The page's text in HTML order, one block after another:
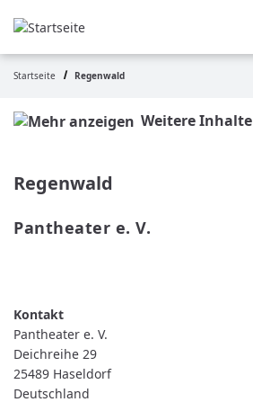
zum
Pfadnavigation
Startseite Regenwald
Weitere Inhalte
Regenwald
Pantheater e. V.
Pantheater e. V.
Deichreihe 29
25489 Haseldorf
Deutschland